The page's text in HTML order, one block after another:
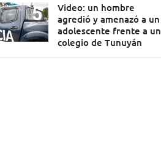
Video: un hombre
agredió y amenazó a un
adolescente frente a un
colegio de Tunuyán